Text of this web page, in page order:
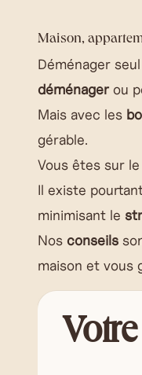
Maison,
Déménager
déménager ou
Mais avec les
gérable.
Vous êtes sur
Il existe
minimisant le
Nos conseils
maison et vous